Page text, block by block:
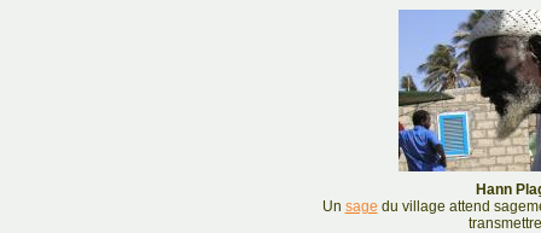
Hann
Un sage du village attend